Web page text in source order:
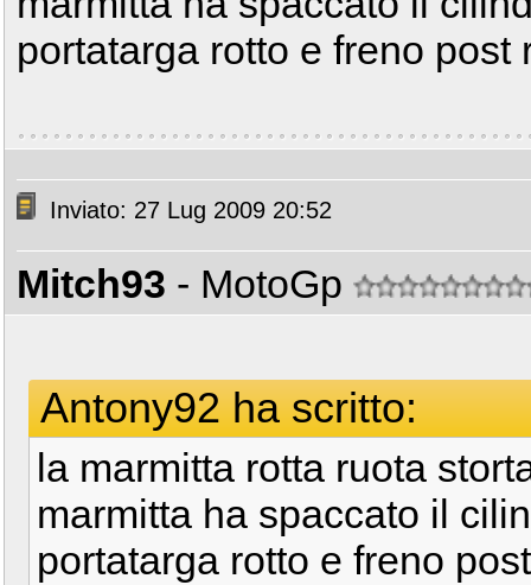
portatarga rotto e freno post
Inviato: 27 Lug 2009 20:52
Mitch93 - MotoGp
Antony92 ha scritto:
la marmitta rotta ruota
marmitta ha spaccato il
portatarga rotto e freno